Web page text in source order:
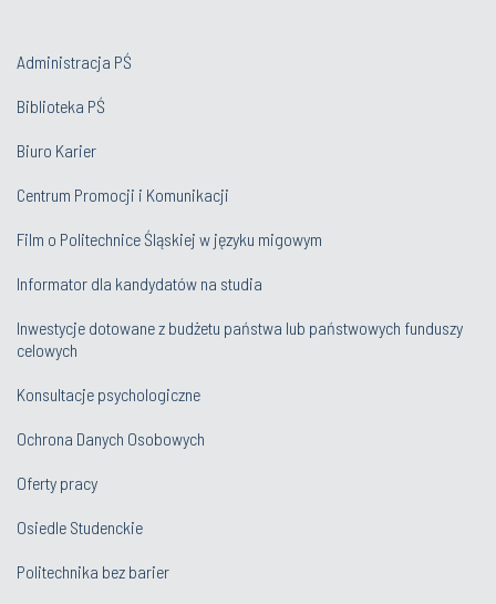
Administracja PŚ
Biblioteka PŚ
Biuro Karier
Centrum Promocji i Komunikacji
Film o Politechnice Śląskiej w języku migowym
Informator dla kandydatów na studia
Inwestycje dotowane z budżetu państwa lub państwowych funduszy
celowych
Konsultacje psychologiczne
Ochrona Danych Osobowych
Oferty pracy
Osiedle Studenckie
Politechnika bez barier